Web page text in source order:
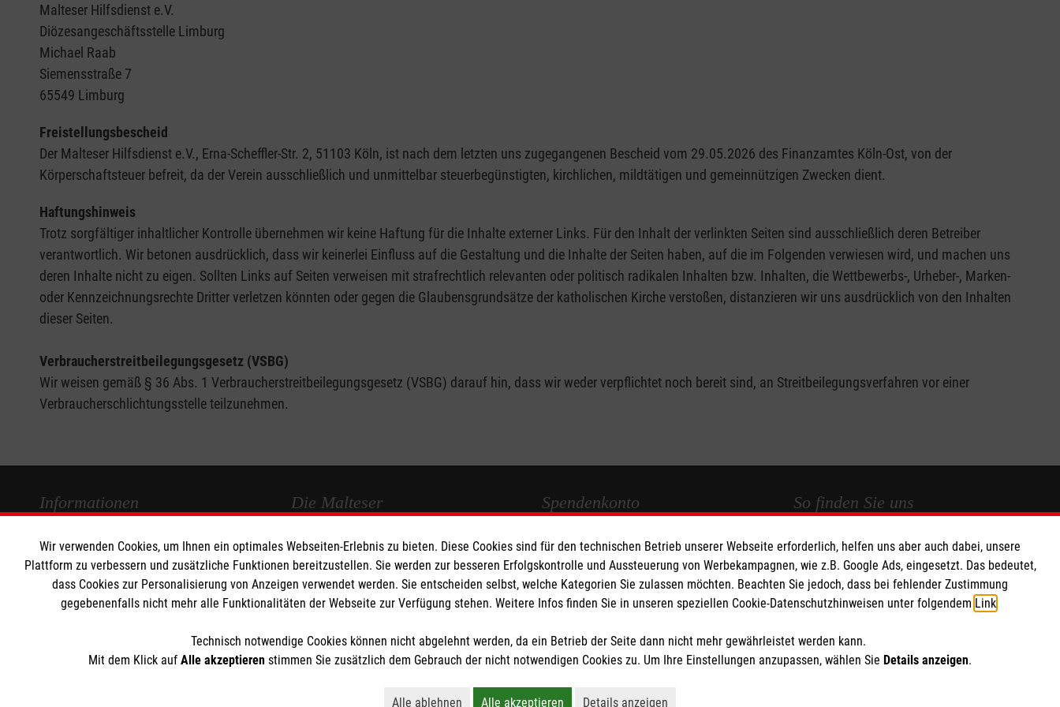
Malteser Hilfsdienst e.V.
Diözesangeschäftsstelle Limburg
Michael Raab
Siemensstraße 7
65549 Limburg
Freistellungsbescheid
Der Malteser Hilfsdienst e.V., Erna-Scheffler-Str. 2, 51103 Köln, ist nach dem letzten uns zugegangenen Bescheid vom 29.05.2026 des Finanzamtes Köln-Ost, von der
Körperschaftsteuer befreit, da der Verein ausschließlich und unmittelbar steuerbegünstigten, kirchlichen, mildtätigen und gemeinnützigen Zwecken dient.
Haftungshinweis
Trotz sorgfältiger inhaltlicher Kontrolle übernehmen wir keine Haftung für die Inhalte externer Links. Für den Inhalt der verlinkten Seiten sind ausschließlich deren Betreiber
verantwortlich. Wir betonen ausdrücklich, dass wir keinerlei Einfluss auf die Gestaltung und die Inhalte der Seiten haben, auf die im Folgenden verwiesen wird, und machen uns
deren Inhalte nicht zu eigen. Sollten Links auf Seiten verweisen mit strafrechtlich relevanten oder politisch radikalen Inhalten bzw. Inhalten, die Wettbewerbs-, Urheber-, Marken-
oder Kennzeichnungsrechte Dritter verletzen könnten oder gegen die Glaubensgrundsätze der katholischen Kirche verstoßen, distanzieren wir uns ausdrücklich von den Inhalten
dieser Seiten.
Verbraucherstreitbeilegungsgesetz (VSBG)
Wir weisen gemäß § 36 Abs. 1 Verbraucherstreitbeilegungsgesetz (VSBG) darauf hin, dass wir weder verpflichtet noch bereit sind, an Streitbeilegungsverfahren vor einer
Verbraucherschlichtungsstelle teilzunehmen.
Informationen
Impressum
Datenschutz
Barrierefreiheit
Die Malteser
Malteser in Deutschland
Malteserorden
Sharepoint
Spendenkonto
Empfänger: Malteser Hilfsdienst e.V.
Bank: Pax-Bank für Kirche und Caritas eG
IBAN: DE67370601201201211111
So finden Sie uns
Suttonstraße 24
65399 Kiedrich
Telefon: 06123 9340399
Wir verwenden Cookies, um Ihnen ein optimales Webseiten-Erlebnis zu bieten. Diese Cookies sind für den technischen Betrieb unserer Webseite erforderlich, helfen uns aber auch dabei, unsere
Plattform zu verbessern und zusätzliche Funktionen bereitzustellen. Sie werden zur besseren Erfolgskontrolle und Aussteuerung von Werbekampagnen, wie z.B. Google Ads, eingesetzt. Das bedeutet,
dass Cookies zur Personalisierung von Anzeigen verwendet werden. Sie entscheiden selbst, welche Kategorien Sie zulassen möchten. Beachten Sie jedoch, dass bei fehlender Zustimmung
gegebenenfalls nicht mehr alle Funktionalitäten der Webseite zur Verfügung stehen. Weitere Infos finden Sie in unseren speziellen Cookie-Datenschutzhinweisen unter folgendem Link
Technisch notwendige Cookies können nicht abgelehnt werden, da ein Betrieb der Seite dann nicht mehr gewährleistet werden kann.
Mit dem Klick auf Alle akzeptieren stimmen Sie zusätzlich dem Gebrauch der nicht notwendigen Cookies zu. Um Ihre Einstellungen anzupassen, wählen Sie Details anzeigen.
Alle ablehnen Alle akzeptieren Details anzeigen